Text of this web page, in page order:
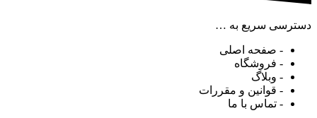
دسترسی سریع به …
- صفحه اصلی
- فروشگاه
- وبلاگ
- قوانین و مقررات
- تماس با ما